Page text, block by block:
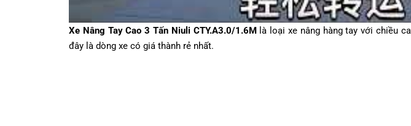
Xe Nâng Tay Cao 3 Tấn Niuli CTY.A3.0/1.6Mlà loại xe nâng hàng tay với chiều
đây là dòng xe có giá thành rẻ nhất.